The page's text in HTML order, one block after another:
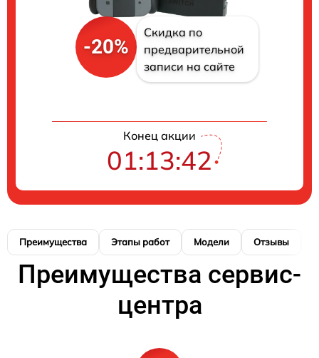
-20%
Скидка по
предварительной
записи на сайте
Конец акции
01:13:41
Преимущества Этапы работ Модели Отзывы
Преимущества сервис-
центра